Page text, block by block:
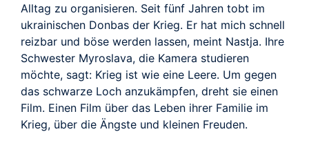
Alltag zu organisieren. Seit fünf Jahren tobt im
ukrainischen Donbas der Krieg. Er hat mich schnell
reizbar und böse werden lassen, meint Nastja. Ihre
Schwester Myroslava, die Kamera studieren
möchte, sagt: Krieg ist wie eine Leere. Um gegen
das schwarze Loch anzukämpfen, dreht sie einen
Film. Einen Film über das Leben ihrer Familie im
Krieg, über die Ängste und kleinen Freuden.